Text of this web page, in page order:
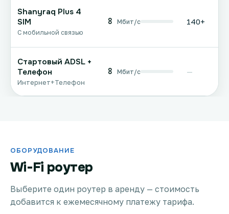
Shanyraq Plus 4
SIM
С мобильной связью
8 Мбит/с 140+
Стартовый ADSL +
Телефон
Интернет+Телефон
8 Мбит/с —
ОБОРУДОВАНИЕ
Wi-Fi роутер
Выберите один роутер в аренду — стоимость
добавится к ежемесячному платежу тарифа.